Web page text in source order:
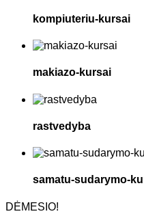
kompiuteriu-kursai
makiazo-kursai
rastvedyba
samatu-sudarymo-
DĖMESIO!